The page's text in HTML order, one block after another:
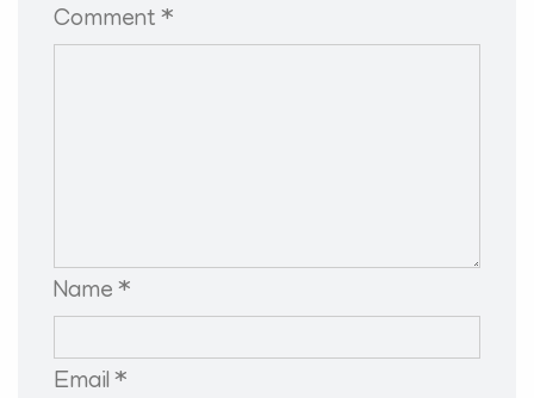
Comment *
Name *
Email *